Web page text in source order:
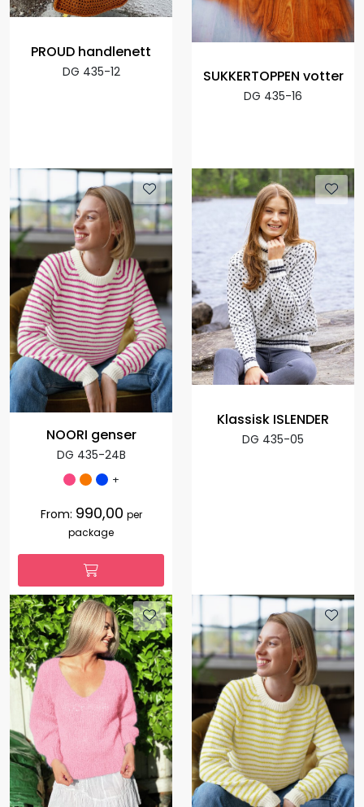
PROUD handlenett
DG 435-12 SUKKERTOPPEN votter
DG 435-16
NOORI genser
DG 435-24B
+
From: 990,00 per
package
Klassisk ISLENDER
DG 435-05